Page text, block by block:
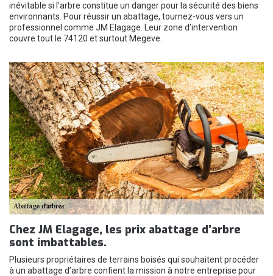
inévitable si l’arbre constitue un danger pour la sécurité des biens
environnants. Pour réussir un abattage, tournez-vous vers un
professionnel comme JM Elagage. Leur zone d’intervention
couvre tout le 74120 et surtout Megeve.
Chez JM Elagage, les prix abattage d’arbre
sont imbattables.
Plusieurs propriétaires de terrains boisés qui souhaitent procéder
à un abattage d’arbre confient la mission à notre entreprise pour